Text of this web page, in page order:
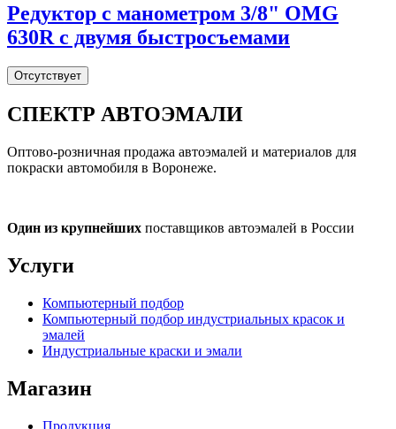
Редуктор с манометром 3/8" OMG
630R c двумя быстросъемами
Отсутствует
СПЕКТР АВТОЭМАЛИ
Оптово-розничная продажа автоэмалей и материалов для
покраски автомобиля в Воронеже.
Один из крупнейших поставщиков автоэмалей в России
Услуги
Компьютерный подбор
Компьютерный подбор индустриальных красок и
эмалей
Индустриальные краски и эмали
Магазин
Продукция